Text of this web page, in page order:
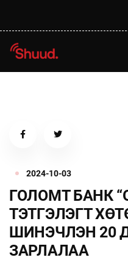
2024-10-03
ГОЛОМТ БАНК
ТЭТГЭЛЭГТ
ШИНЭЧЛЭН 20
ЗАРЛАЛАА